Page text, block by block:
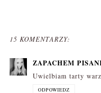
15 KOMENTARZY:
ZAPACHEM
Uwielbiam tarty
ODPOWIEDZ